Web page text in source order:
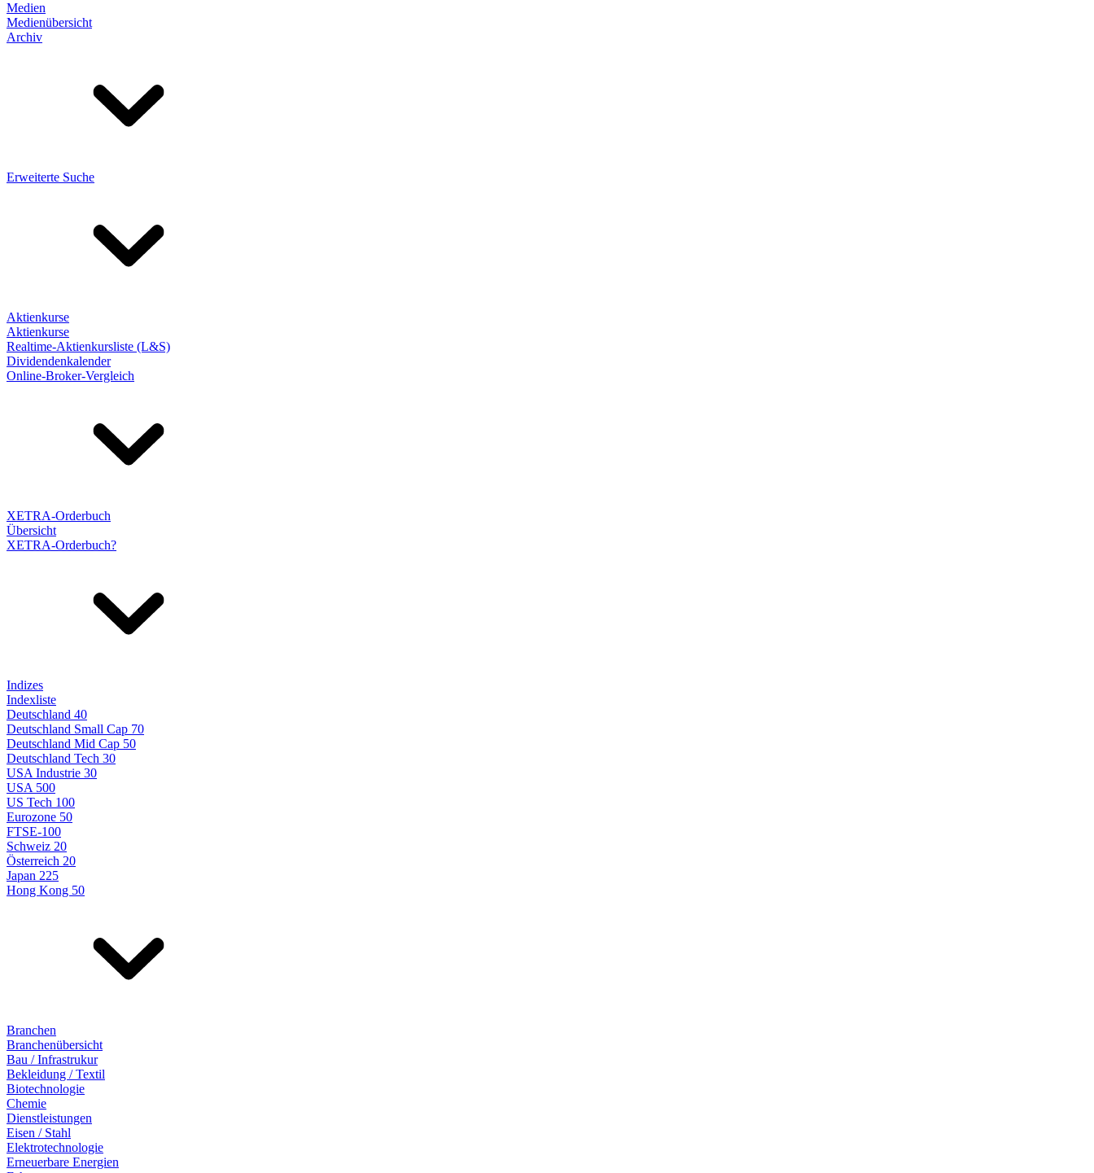
Medien
Medienübersicht
Archiv
Erweiterte Suche
Aktienkurse
Aktienkurse
Realtime-Aktienkursliste (L&S)
Dividendenkalender
Online-Broker-Vergleich
XETRA-Orderbuch
Übersicht
XETRA-Orderbuch?
Indizes
Indexliste
Deutschland 40
Deutschland Small Cap 70
Deutschland Mid Cap 50
Deutschland Tech 30
USA Industrie 30
USA 500
US Tech 100
Eurozone 50
FTSE-100
Schweiz 20
Österreich 20
Japan 225
Hong Kong 50
Branchen
Branchenübersicht
Bau / Infrastrukur
Bekleidung / Textil
Biotechnologie
Chemie
Dienstleistungen
Eisen / Stahl
Elektrotechnologie
Erneuerbare Energien